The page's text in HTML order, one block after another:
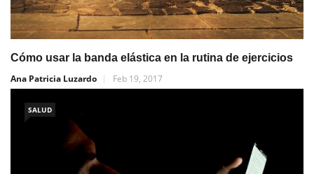
Cómo usar la banda elástica en la rutina de ejercicios
Ana Patricia Luzardo
Feb 19, 2017
SALUD